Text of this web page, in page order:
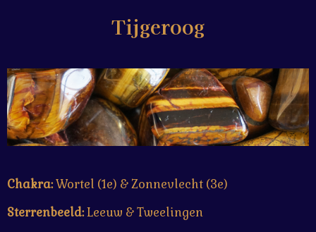
Tijgeroog
Chakra:Wortel (1e) & Zonnevlecht (3e)
Sterrenbeeld:Leeuw & Tweelingen